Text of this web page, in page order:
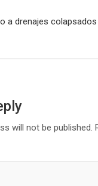
a drenajes
will not be published.